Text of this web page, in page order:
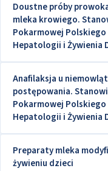
Doustne próby
mleka krowiego.
Pokarmowej
Hepatologii i Żywienia
Anafilaksja u
postępowania.
Pokarmowej
Hepatologii i Żywienia
Preparaty mleka
żywieniu dzieci